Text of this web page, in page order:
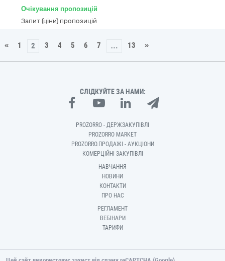
Очікування пропозицій
Запит (ціни) пропозицій
« 1 2 3 4 5 6 7 … 13 »
СЛІДКУЙТЕ ЗА НАМИ:
PROZORRO - ДЕРЖЗАКУПІВЛІ
PROZORRO MARKET
PROZORRO.ПРОДАЖІ - АУКЦІОНИ
КОМЕРЦІЙНІ ЗАКУПІВЛІ
НАВЧАННЯ
НОВИНИ
КОНТАКТИ
ПРО НАС
РЕГЛАМЕНТ
ВЕБІНАРИ
ТАРИФИ